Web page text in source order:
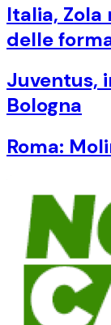
Italia,
delle
Juventus,
Bologna
Roma: